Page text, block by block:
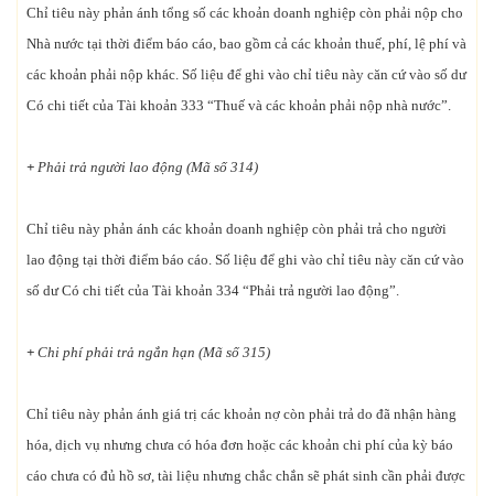
Chỉ tiêu này phản ánh tổng số các khoản doanh nghiệp còn phải nộp cho
Nhà nước tại thời điểm báo cáo, bao gồm cả các khoản thuế, phí, lệ phí và
các khoản phải nộp khác. Số liệu để ghi vào chỉ tiêu này căn cứ vào số dư
Có chi tiết của Tài khoản 333 “Thuế và các khoản phải nộp nhà nước”.
+ Phải trả người lao động (Mã số 314)
Chỉ tiêu này phản ánh các khoản doanh nghiệp còn phải trả cho người
lao động tại thời điểm báo cáo. Số liệu để ghi vào chỉ tiêu này căn cứ vào
số dư Có chi tiết của Tài khoản 334 “Phải trả người lao động”.
+ Chi phí phải trả ngắn hạn (Mã số 315)
Chỉ tiêu này phản ánh giá trị các khoản nợ còn phải trả do đã nhận hàng
hóa, dịch vụ nhưng chưa có hóa đơn hoặc các khoản chi phí của kỳ báo
cáo chưa có đủ hồ sơ, tài liệu nhưng chắc chắn sẽ phát sinh cần phải được